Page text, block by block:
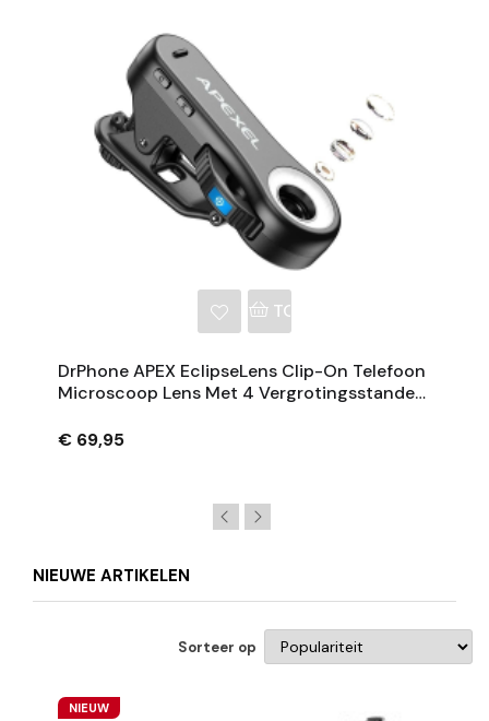
TOEVOEGEN AAN
DrPhone APEX EclipseLens Clip-On Telefoon
Microscoop Lens Met 4 Vergrotingsstanden,
€ 69,95
NIEUWE ARTIKELEN
Sorteer op
NIEUW